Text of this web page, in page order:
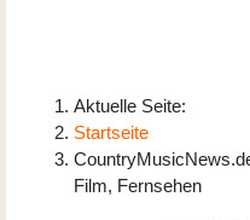
Aktuelle Seite:
Startseite
Film, Fernsehen